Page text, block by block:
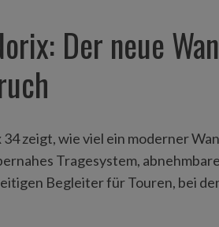
Der neue
zeigt, wie viel ein moderner
Tragesystem,
Begleiter für Touren, bei